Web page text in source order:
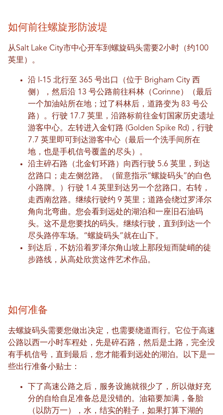
如何前往螺旋形防波堤
从Salt Lake City市中心开车到螺旋码头需要2小时（约100
英里）。
沿 I-15 北行至 365 号出口（位于 Brigham City 西
侧），然后沿 13 号公路前往科林（Corinne）（最后
一个加油站所在地；过了科林后，道路变为 83 号公
路）。行驶 17.7 英里，沿路标前往金钉国家历史遗址
游客中心。左转进入金钉路 (Golden Spike Rd)，行驶
7.7 英里即可到达游客中心（最后一个洗手间所在
地，也是手机信号覆盖的尽头）。
沿主碎石路（北金钉环路）向西行驶 5.6 英里，到达
岔路口；走左侧岔路。（留意指示“螺旋码头”的白色
小路牌。）行驶 1.4 英里到达另一个岔路口。右转，
走西南岔路。继续行驶约 9 英里；道路会绕过罗泽尔
角向北弯曲。您会看到远处的湖泊和一座旧石油码
头。这不是您要找的码头。继续行驶，直到到达一个
尽头路停车场。“螺旋码头”就在山下。
到达后，不妨沿着罗泽尔角山坡上那段短而陡峭的徒
步路线，从高处欣赏这件艺术作品。
如何准备
去螺旋码头需要您做出决定，也需要绕道而行。它位于高速
公路以西一小时车程处，先是碎石路，然后是土路，完全没
有手机信号，直到最后，您才能看到远处的湖泊。以下是一
些出行准备小贴士：
下了高速公路之后，服务设施就很少了，所以做好充
分的自给自足准备总是没错的。油箱要加满，备胎
（以防万一），水，结实的鞋子，如果打算下湖的